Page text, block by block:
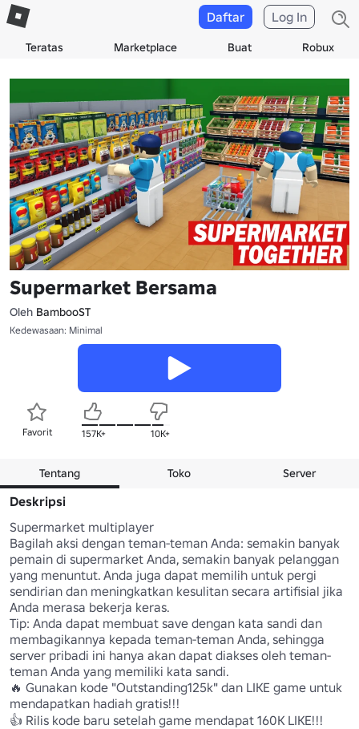
Teratas Marketplace Buat Robux
Daftar Log In
Supermarket Bersama
Oleh BambooST
Kedewasaan: Minimal
Favorit 157K+ 10K+
Tentang Toko Server
Deskripsi
Supermarket multiplayer
Bagilah aksi dengan teman-teman Anda: semakin banyak
pemain di supermarket Anda, semakin banyak pelanggan
yang menuntut. Anda juga dapat memilih untuk pergi
sendirian dan meningkatkan kesulitan secara artifisial jika
Anda merasa bekerja keras.
Tip: Anda dapat membuat save dengan kata sandi dan
membagikannya kepada teman-teman Anda, sehingga
server pribadi ini hanya akan dapat diakses oleh teman-
teman Anda yang memiliki kata sandi.
🔥 Gunakan kode "Outstanding125k" dan LIKE game untuk
mendapatkan hadiah gratis!!!
👍 Rilis kode baru setelah game mendapat 160K LIKE!!!